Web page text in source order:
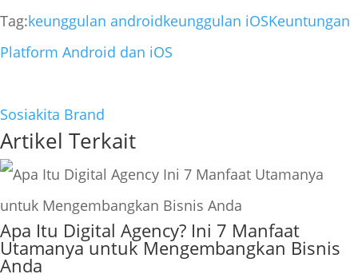
Tag:keunggulan androidkeunggulan iOSKeuntungan
Platform Android dan iOS
Sosiakita Brand
Artikel Terkait
Apa Itu Digital Agency? Ini 7 Manfaat
Utamanya untuk Mengembangkan Bisnis
Anda